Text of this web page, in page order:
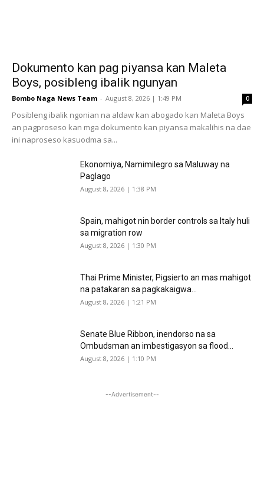
Dokumento kan pag piyansa kan Maleta
Boys, posibleng ibalik ngunyan
Bombo Naga News Team - August 8, 2026 | 1:49 PM 0
Posibleng ibalik ngonian na aldaw kan abogado kan Maleta Boys
an pagproseso kan mga dokumento kan piyansa makalihis na dae
ini naproseso kasuodma sa...
Ekonomiya, Namimilegro sa Maluway na
Paglago
August 8, 2026 | 1:38 PM
Spain, mahigot nin border controls sa Italy huli
sa migration row
August 8, 2026 | 1:30 PM
Thai Prime Minister, Pigsierto an mas mahigot
na patakaran sa pagkakaigwa...
August 8, 2026 | 1:21 PM
Senate Blue Ribbon, inendorso na sa
Ombudsman an imbestigasyon sa flood...
August 8, 2026 | 1:10 PM
--Advertisement--